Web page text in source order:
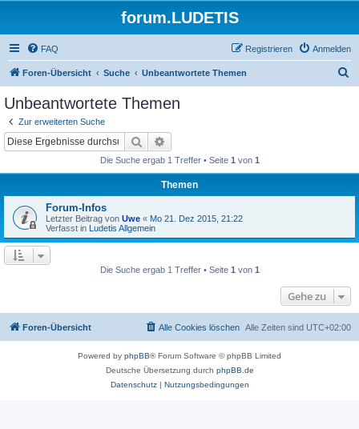
forum.LUDETIS
FAQ Anmelden
Registrieren
Foren-Übersicht Suche Unbeantwortete Themen
Unbeantwortete Themen
Zur erweiterten Suche
Suche
Die Suche ergab 1 Treffer • Seite 1 von 1
Themen
Forum-Infos
Letzter Beitrag von Uwe « Mo 21. Dez 2015, 21:22
Verfasst in Ludetis Allgemein
Die Suche ergab 1 Treffer • Seite 1 von 1
Gehe zu
Foren-Übersicht Alle Zeiten sind UTC+02:00
Alle Cookies löschen
Powered by phpBB® Forum Software © phpBB Limited
Deutsche Übersetzung durch phpBB.de
Datenschutz| Nutzungsbedingungen